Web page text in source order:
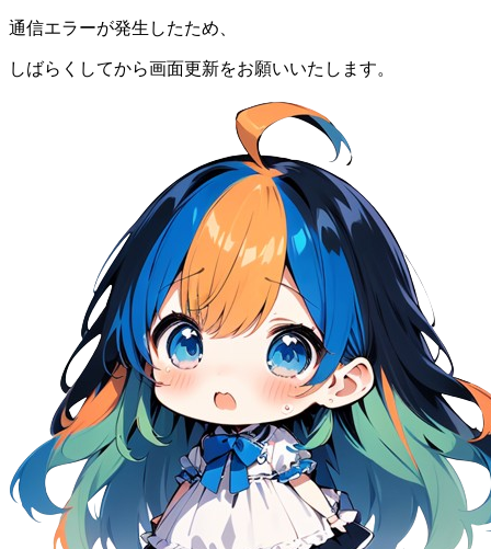
通信エラーが発生したため、
しばらくしてから画面更新をお願いいたします。